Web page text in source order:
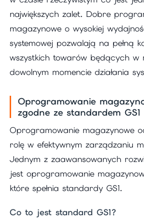
największych zalet. Dobre
magazynowe o wysokiej
systemowej pozwalają na pełną
wszystkich towarów będących w
dowolnym momencie działania
Oprogramowanie
zgodne ze standardem GS1
Oprogramowanie magazynowe
rolę w efektywnym zarządzaniu
Jednym z zaawansowanych
jest oprogramowanie
które spełnia standardy GS1.
Co to jest standard GS1?